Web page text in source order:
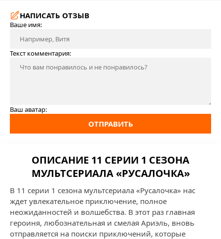
НАПИСАТЬ ОТЗЫВ
Ваше имя:
Текст комментария:
Ваш аватар:
ОТПРАВИТЬ
ОПИСАНИЕ 11 СЕРИИ 1 СЕЗОНА
МУЛЬТСЕРИАЛА «РУСАЛОЧКА»
В 11 серии 1 сезона мультсериала «Русалочка» нас
ждет увлекательное приключение, полное
неожиданностей и волшебства. В этот раз главная
героиня, любознательная и смелая Ариэль, вновь
отправляется на поиски приключений, которые